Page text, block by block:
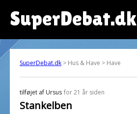
SuperDebat.dk
SuperDebat.dk > Hus & Have > Have
tilføjet af Ursus for 21 år siden
Stankelben